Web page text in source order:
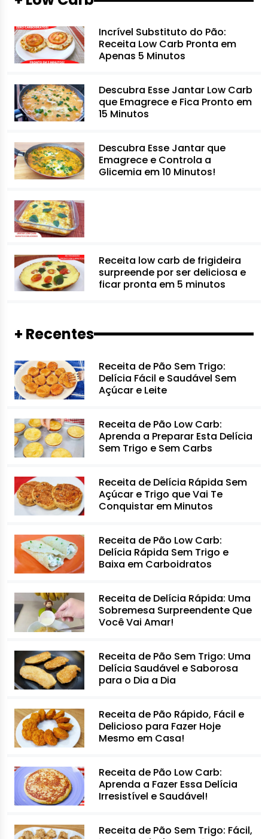
Incrível Substituto do Pão:
Receita Low Carb Pronta em
Apenas 5 Minutos
Descubra Esse Jantar Low Carb
que Emagrece e Fica Pronto em
15 Minutos
Descubra Esse Jantar que
Emagrece e Controla a
Glicemia em 10 Minutos!
Receita low carb de frigideira
surpreende por ser deliciosa e
ficar pronta em 5 minutos
+ Recentes
Receita de Pão Sem Trigo:
Delícia Fácil e Saudável Sem
Açúcar e Leite
Receita de Pão Low Carb:
Aprenda a Preparar Esta Delícia
Sem Trigo e Sem Carbs
Receita de Delícia Rápida Sem
Açúcar e Trigo que Vai Te
Conquistar em Minutos
Receita de Pão Low Carb:
Delícia Rápida Sem Trigo e
Baixa em Carboidratos
Receita de Delícia Rápida: Uma
Sobremesa Surpreendente Que
Você Vai Amar!
Receita de Pão Sem Trigo: Uma
Delícia Saudável e Saborosa
para o Dia a Dia
Receita de Pão Rápido, Fácil e
Delicioso para Fazer Hoje
Mesmo em Casa!
Receita de Pão Low Carb:
Aprenda a Fazer Essa Delícia
Irresistível e Saudável!
Receita de Pão Sem Trigo: Fácil,